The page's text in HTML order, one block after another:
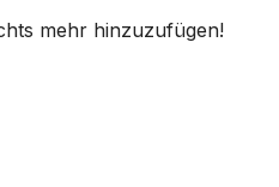
mehr hinzuzufügen!